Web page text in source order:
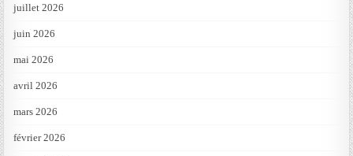
juillet 2026
juin 2026
mai 2026
avril 2026
mars 2026
février 2026